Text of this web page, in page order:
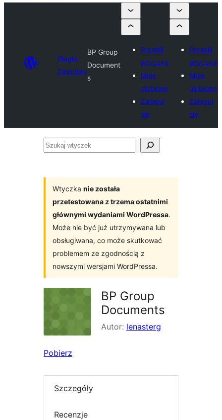
Plugin
Directory
BP Group
Document
s
Prześlij
wtyczkę
Moje
ulubione
Zaloguj
się
Prześlij
wtyczkę
Moje
ulubione
Zaloguj
się
Szukaj
Wtyczka nie została
przetestowana z trzema ostatnimi
głównymi wydaniami WordPressa.
Może nie być już utrzymywana lub
obsługiwana, co może skutkować
problemem ze zgodnością z
nowszymi wersjami WordPressa.
BP Group
Documents
Autor: lenasterg
Pobierz
Szczegóły
Recenzje